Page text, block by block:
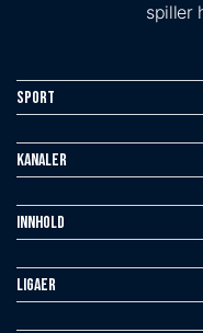
spiller
Sport
Kanaler
Innhold
Ligaer